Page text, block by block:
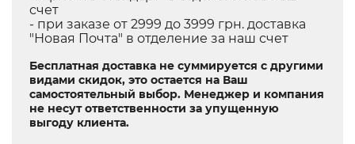
счет
- при заказе от 2999 до 3999 грн. доставка
"Новая Почта" в отделение за наш счет
Бесплатная доставка не суммируется с другими
видами скидок, это остается на Ваш
самостоятельный выбор. Менеджер и компания
не несут ответственности за упущенную
выгоду клиента.